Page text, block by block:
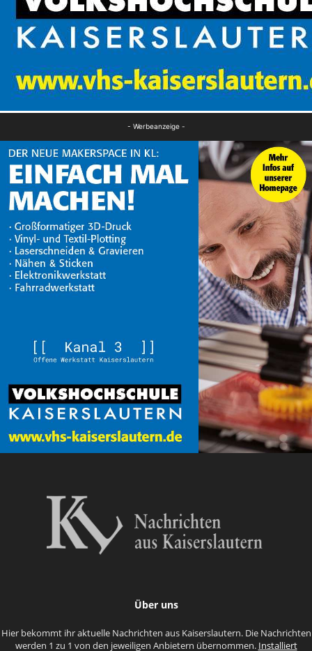
- Werbeanzeige -
Über uns
Hier bekommt ihr aktuelle Nachrichten aus Kaiserslautern. Die Nachrichten
werden 1 zu 1 von den jeweiligen Anbietern übernommen. Installiert